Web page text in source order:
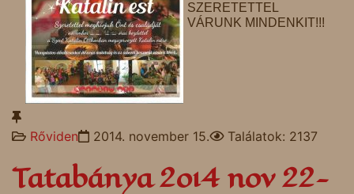
SZERETETTEL
VÁRUNK MINDENKIT!!!
Rőviden 2014. november 15. Találatok: 2137
Tatabánya 2o14 nov 22-